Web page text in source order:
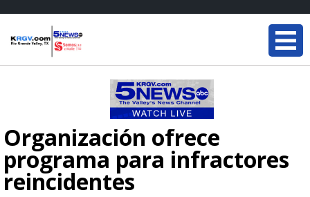
Organización ofrece
programa para infractores
reincidentes